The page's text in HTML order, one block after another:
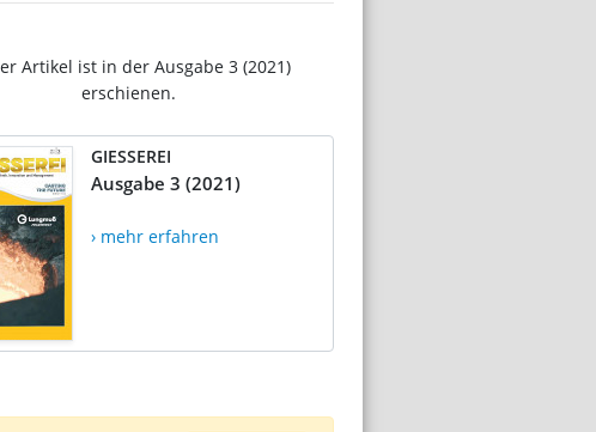
Artikel ist in der Ausgabe 3 (2021)
erschienen.
GIESSEREI
Ausgabe 3 (2021)
› mehr erfahren